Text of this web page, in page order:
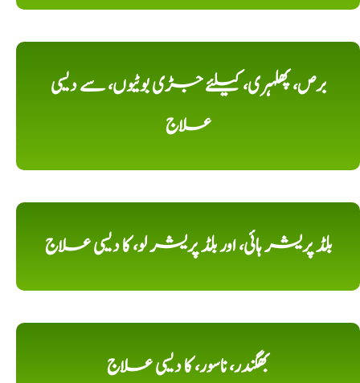
برص، پھلہری، کیلئے جڑی بوٹیوں، سے دیسی
علاج
بلڈ پریشر ہائی، اور بلڈ پریشر لو، کا دیسی علاج
بھگندر، ناسور، کا دیسی علاج